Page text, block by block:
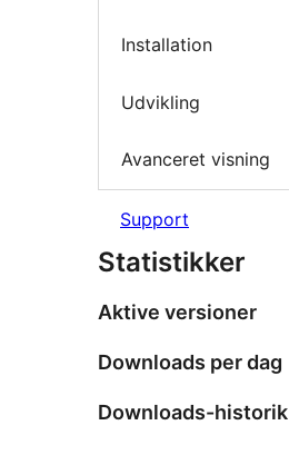
Installation
Udvikling
Avanceret visning
Support
Statistikker
Aktive versioner
Downloads per dag
Downloads-historik